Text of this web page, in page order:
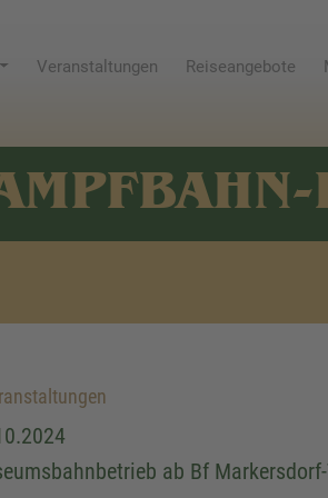
Veranstaltungen Reiseangebote
ab Bf